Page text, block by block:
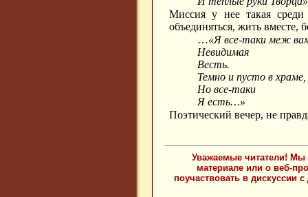
Миссия у нее такая
объединяться, жить вместе,
…«Я все-таки меж
Невидимая
Весть.
Темно и пусто в храме,
Но все-таки
Я есть…»
Поэтический вечер, не
Уважаемые читатели! Мы
материале или о веб-
поучаствовать в дискуссии